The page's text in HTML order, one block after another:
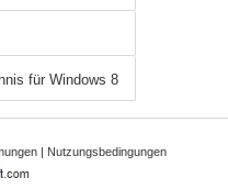
für Windows 8
| Nutzungsbedingungen